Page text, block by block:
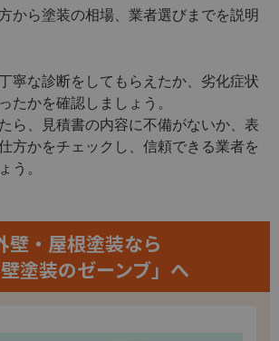
から塗装の相場、業者選びまでを説明
寧な診断をしてもらえたか、劣化症状
たかを確認しましょう。
ら、見積書の内容に不備がないか、表
方かをチェックし、信頼できる業者を
う。
壁・屋根塗装なら
壁塗装のゼーンブ」へ